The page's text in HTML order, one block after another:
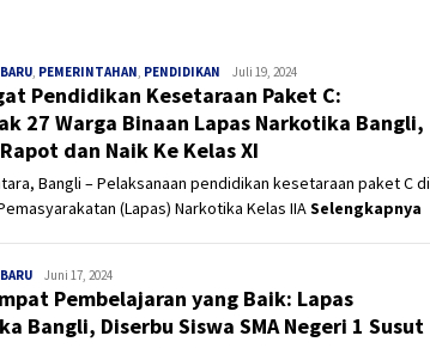
, PEMERINTAHAN, PENDIDIKAN Panjinusantara
Juli 19, 2024
Pendidikan Kesetaraan Paket C:
27 Warga Binaan Lapas Narkotika Bangli,
dan Naik Ke Kelas XI
Bangli – Pelaksanaan pendidikan kesetaraan paket C di
(Lapas) Narkotika Kelas IIASelengkapnya
Panjinusantara
Juni 17, 2024
Pembelajaran yang Baik: Lapas
Bangli, Diserbu Siswa SMA Negeri 1 Susut